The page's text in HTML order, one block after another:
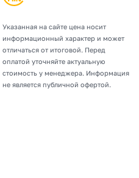
Указанная на сайте цена носит
информационный характер и может
отличаться от итоговой. Перед
оплатой уточняйте актуальную
стоимость у менеджера. Информация
не является публичной офертой.